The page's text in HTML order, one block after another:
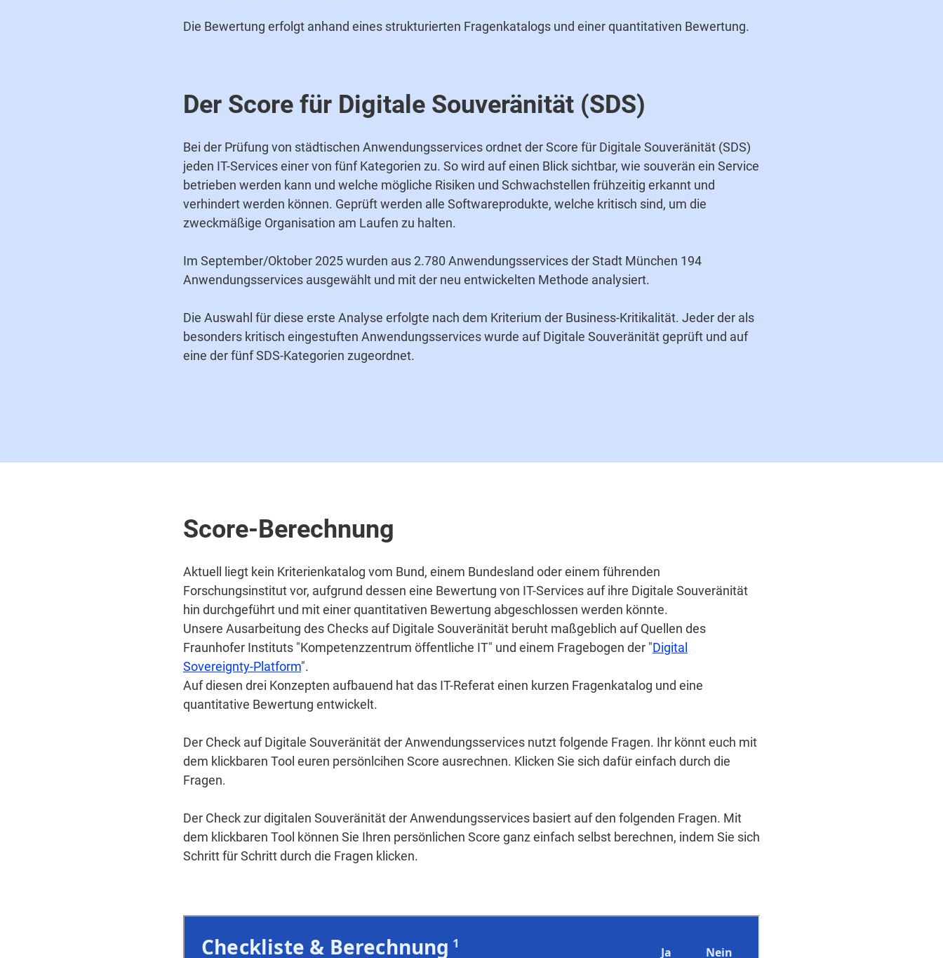
Die Bewertung erfolgt anhand eines strukturierten Fragenkatalogs und einer quantitativen Bewertung.
Der Score für Digitale Souveränität (SDS)
Bei der Prüfung von städtischen Anwendungsservices ordnet der Score für Digitale Souveränität (SDS)
jeden IT-Services einer von fünf Kategorien zu. So wird auf einen Blick sichtbar, wie souverän ein Service
betrieben werden kann und welche mögliche Risiken und Schwachstellen frühzeitig erkannt und
verhindert werden können. Geprüft werden alle Softwareprodukte, welche kritisch sind, um die
zweckmäßige Organisation am Laufen zu halten.
Im September/Oktober 2025 wurden aus 2.780 Anwendungsservices der Stadt München 194
Anwendungsservices ausgewählt und mit der neu entwickelten Methode analysiert.
Die Auswahl für diese erste Analyse erfolgte nach dem Kriterium der Business-Kritikalität. Jeder der als
besonders kritisch eingestuften Anwendungsservices wurde auf Digitale Souveränität geprüft und auf
eine der fünf SDS-Kategorien zugeordnet.
Score-Berechnung
Aktuell liegt kein Kriterienkatalog vom Bund, einem Bundesland oder einem führenden
Forschungsinstitut vor, aufgrund dessen eine Bewertung von IT-Services auf ihre Digitale Souveränität
hin durchgeführt und mit einer quantitativen Bewertung abgeschlossen werden könnte.
Unsere Ausarbeitung des Checks auf Digitale Souveränität beruht maßgeblich auf Quellen des
Fraunhofer Instituts "Kompetenzzentrum öffentliche IT" und einem Fragebogen der "Digital
Sovereignty-Platform".
Auf diesen drei Konzepten aufbauend hat das IT-Referat einen kurzen Fragenkatalog und eine
quantitative Bewertung entwickelt.
Der Check auf Digitale Souveränität der Anwendungsservices nutzt folgende Fragen. Ihr könnt euch mit
dem klickbaren Tool euren persönlcihen Score ausrechnen. Klicken Sie sich dafür einfach durch die
Fragen.
Der Check zur digitalen Souveränität der Anwendungsservices basiert auf den folgenden Fragen. Mit
dem klickbaren Tool können Sie Ihren persönlichen Score ganz einfach selbst berechnen, indem Sie sich
Schritt für Schritt durch die Fragen klicken.